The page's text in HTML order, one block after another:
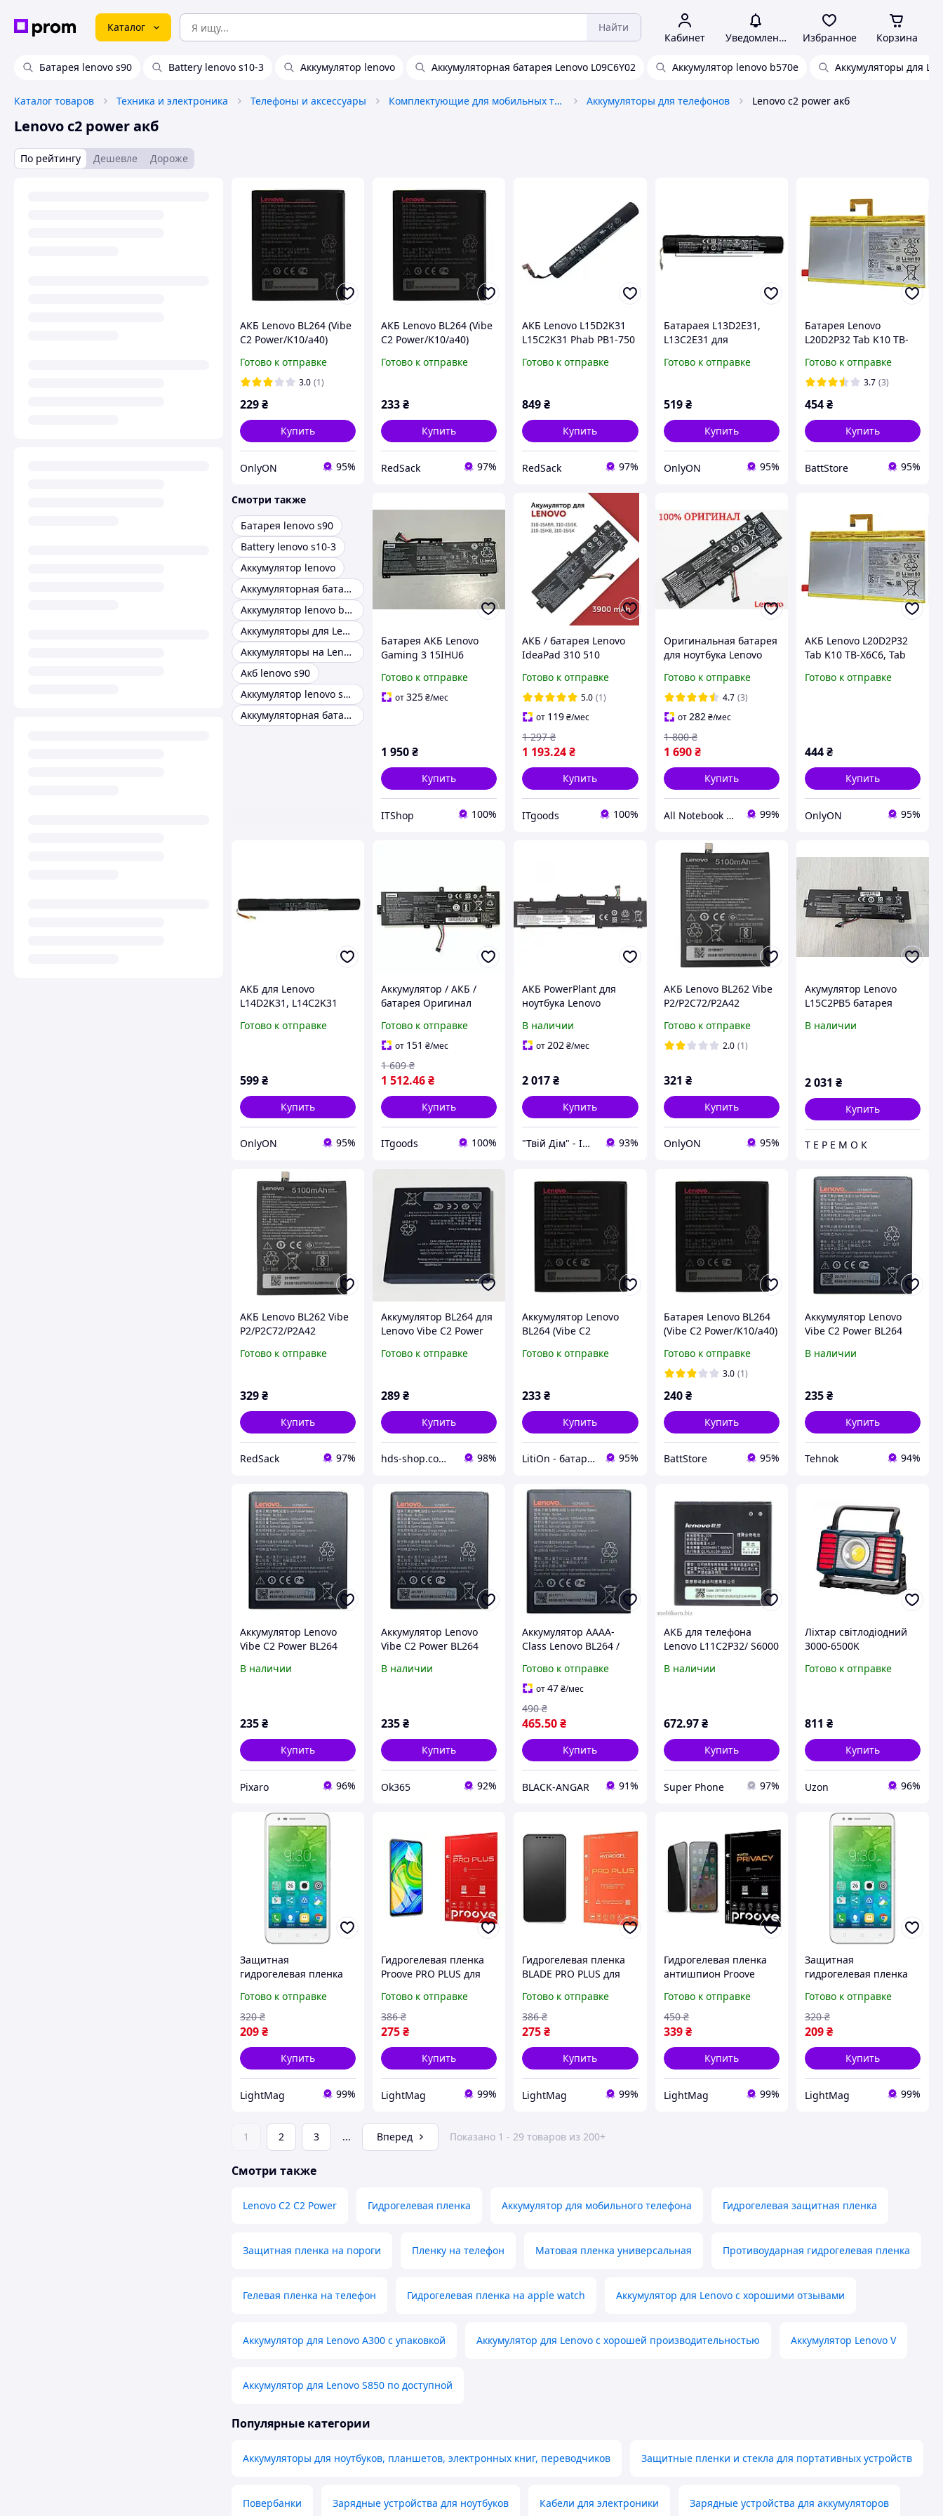
Каталог Найти
Кабинет Уведомления Избранное Корзина
Батарея lenovo s90 Battery lenovo s10-3 Аккумулятор lenovo Аккумуляторная батарея Lenovo L09C6Y02 Аккумулятор lenovo b570e Аккумуляторы для
Каталог товаров Техника и электроника Телефоны и аксессуары Комплектующие для мобильных телефонов Аккумуляторы для телефонов Lenovo c2 power акб
Lenovo c2 power акб
По рейтингу Дешевле Дороже
АКБ Lenovo BL264 (Vibe
C2 Power/K10/a40)
Готово к отправке
3.0 (1)
229₴
Купить
OnlyON 95%
АКБ Lenovo BL264 (Vibe
C2 Power/K10/a40)
Готово к отправке
233₴
Купить
RedSack 97%
АКБ Lenovo L15D2K31
L15C2K31 Phab PB1-750
850F, Yoga Book YB1-
Готово к отправке
849₴
Купить
RedSack 97%
Батараея L13D2E31,
L13C2E31 для
Tablet 8 B6000 [Original
Готово к отправке
519 ₴
Купить
OnlyON 95%
Батарея Lenovo
L20D2P32 Tab K10 TB-
J606, TB-J607 [Original
PRC]
Готово к отправке
3.7 (3)
454₴
Купить
BattStore 95%
Смотри также
Батарея lenovo s90
Battery lenovo s10-3
Аккумулятор lenovo
Аккумуляторная батарея Lenovo L09C6Y02
Аккумулятор lenovo b570e
Аккумуляторы для Lenovo A319
Аккумуляторы на Lenovo A2010
Акб lenovo s90
Аккумулятор lenovo s10 3c
Аккумуляторная батарея lenovo b50-70
Батарея АКБ Lenovo
Gaming 3 15IHU6
L20C3PC2 L20D3PC2
L20L3PC2 L20M3PC2,
Готово к отправке
от325₴/мес
1 950₴
Купить
ITShop 100%
АКБ / батарея Lenovo
IdeaPad 310 510
L15C2PB5 L15M2PB4
L15M2PB5 L15M2PB3
L15C2PB3 L15S2TB0
Готово к отправке
5.0 (1)
от 119₴/мес
1 193.24₴
1 297 ₴
Купить
ITgoods 100%
Оригинальная батарея
для ноутбука Lenovo
L15M2PB (7.6V, 30Wh,
3948mAh) акумулятор
Готово к отправке
4.7 (3)
от282 ₴/мес
1 690 ₴
1 800 ₴
Купить
All Notebook Parts 99%
АКБ Lenovo L20D2P32
Tab K10 TB-X6C6, Tab
J607 [Original PRC]
Готово к отправке
444₴
Купить
OnlyON 95%
АКБ для Lenovo
L14D2K31, L14C2K31
851F [Original PRC]
Готово к отправке
599₴
Купить
OnlyON 95%
Аккумулятор / АКБ /
батарея Оригинал
L15L2PB5 L15C2PB3
IdeaPad 310-14IKB 310-
Готово к отправке
от 151 ₴/мес
1 512.46₴
1 609 ₴
Купить
ITgoods 100%
АКБ PowerPlant для
ноутбука Lenovo
(L19C3PD5) 11.55V
4650mAh (NB482122)
В наличии
от202 ₴/мес
2 017₴
Купить
"Твій Дім" - Інтернет-гіпермаркет 93%
АКБ Lenovo BL262 Vibe
P2/P2C72/P2A42
Готово к отправке
2.0 (1)
321 ₴
Купить
OnlyON 95%
Акумулятор Lenovo
L15C2PB5 батарея
леново L15L2PB4
В наличии
2 031 ₴
Купить
Т Е Р Е М О К
АКБ Lenovo BL262 Vibe
P2/P2C72/P2A42
Готово к отправке
329₴
Купить
RedSack 97%
Аккумулятор BL264 для
Lenovo Vibe C2 Power
Готово к отправке
289₴
Купить
hds-shop.com.ua 98%
Аккумулятор Lenovo
BL264 (Vibe C2
[Original PRC]
Готово к отправке
233₴
Купить
LitiOn - батареи и аккумуляторы 95%
Батарея Lenovo BL264
(Vibe C2 Power/K10/a40)
Готово к отправке
3.0 (1)
240 ₴
Купить
BattStore 95%
Аккумулятор Lenovo
Vibe C2 Power BL264
В наличии
235₴
Купить
Tehnok 94%
Аккумулятор Lenovo
Vibe C2 Power BL264
В наличии
235₴
Купить
Pixaro 96%
Аккумулятор Lenovo
Vibe C2 Power BL264
В наличии
235₴
Купить
Ok365 92%
Аккумулятор AAAA-
Class Lenovo BL264 /
Готово к отправке
от47₴/мес
465.50₴
490 ₴
Купить
BLACK-ANGAR 91%
АКБ для телефона
Lenovo L11C2P32/ S6000
В наличии
672.97 ₴
Купить
Super Phone 97%
Лiхтар свiтлодiодний
3000-6500K
COB , Power Bank, ЗУ
1270890 dmx
Готово к отправке
811 ₴
Купить
Uzon 96%
Защитная
гидрогелевая пленка
vibe
Готово к отправке
209₴
320 ₴
Купить
LightMag 99%
Гидрогелевая пленка
Proove PRO PLUS для
глянцевая
противоударная
Готово к отправке
275₴
386 ₴
Купить
LightMag 99%
Гидрогелевая пленка
BLADE PRO PLUS для
матовая
противоударная
Готово к отправке
275₴
386 ₴
Купить
LightMag 99%
Гидрогелевая пленка
антишпион Proove
Power vibe матовая
Готово к отправке
339 ₴
450 ₴
Купить
LightMag 99%
Защитная
гидрогелевая пленка
vibe матовая
Готово к отправке
209₴
320 ₴
Купить
LightMag 99%
1 2 3 ... Вперед Показано 1 - 29 товаров из 200+
Смотри также
Lenovo C2 C2 Power Гидрогелевая пленка Аккумулятор для мобильного телефона Гидрогелевая защитная пленка
Защитная пленка на пороги Пленку на телефон Матовая пленка универсальная Противоударная гидрогелевая пленка
Гелевая пленка на телефон Гидрогелевая пленка на apple watch Аккумулятор для Lenovo с хорошими отзывами
Аккумулятор для Lenovo A300 с упаковкой Аккумулятор для Lenovo с хорошей производительностью Аккумулятор Lenovo V
Аккумулятор для Lenovo S850 по доступной
Популярные категории
Аккумуляторы для ноутбуков, планшетов, электронных книг, переводчиков Защитные пленки и стекла для портативных устройств
Повербанки Зарядные устройства для ноутбуков Кабели для электроники Зарядные устройства для аккумуляторов